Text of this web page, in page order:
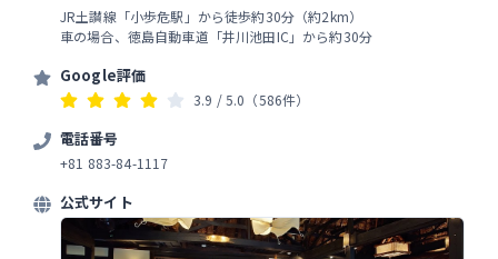
意見は否定しないが。
JR土讃線「小歩危駅」から徒歩約30分（約2km）
車の場合、徳島自動車道「井川池田IC」から約30分
Google評価
3.9 / 5.0 （586件）
電話番号
+81 883-84-1117
公式サイト